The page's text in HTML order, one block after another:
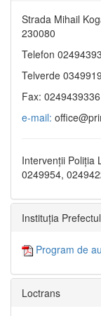
Strada Mihail
230080
Telefon
Telverde 0349919
Fax: 0249439336
e-mail:
Intervenții Poliția
0249954,
Instituția
Program de
Loctrans